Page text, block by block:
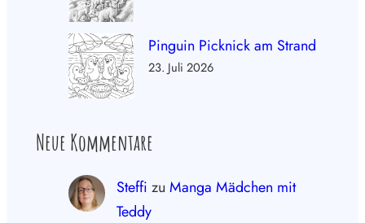
Pinguin Picknick am Strand
23. Juli 2026
Neue Kommentare
Steffi zu Manga Mädchen mit
Teddy